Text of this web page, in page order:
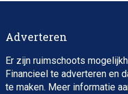
Adverteren
Er zijn ruimschoots
Financieel te adverteren en
te maken. Meer informatie